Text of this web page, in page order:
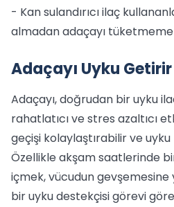
- Kan sulandırıcı ilaç
almadan adaçayı
Adaçayı Uyku
Adaçayı, doğrudan bir uyku
rahatlatıcı ve stres azaltıcı
geçişi kolaylaştırabilir ve
Özellikle akşam saatlerinde
içmek, vücudun gevşemesine
bir uyku destekçisi görevi